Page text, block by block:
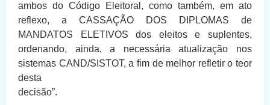
ambos do Código Eleitoral, como também, em ato
reflexo, a CASSAÇÃO DOS DIPLOMAS de
MANDATOS ELETIVOS dos eleitos e suplentes,
ordenando, ainda, a necessária atualização nos
sistemas CAND/SISTOT, a fim de melhor refletir o teor
desta
decisão”.